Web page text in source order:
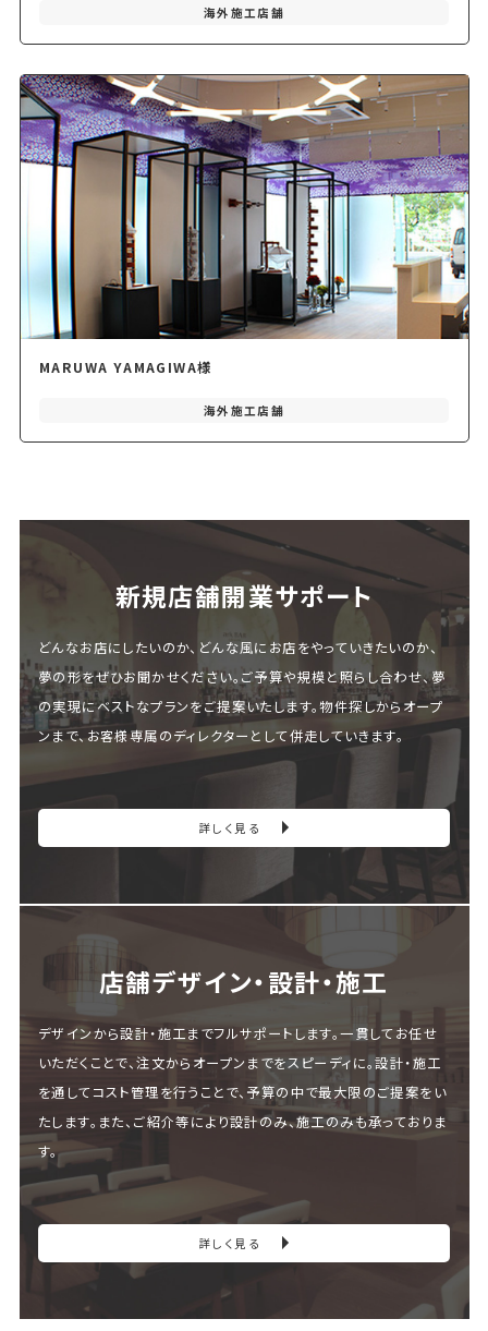
海外施工店舗
MARUWA YAMAGIWA様
海外施工店舗
新規店舗開業サポート
どんなお店にしたいのか、どんな風にお店をやっていきたいのか、
夢の形をぜひお聞かせください。ご予算や規模と照らし合わせ、夢
の実現にベストなプランをご提案いたします。物件探しからオープ
ンまで、お客様専属のディレクターとして併走していきます。
詳しく見る
店舗デザイン・設計・施⼯
デザインから設計・施工までフルサポートします。一貫してお任せ
いただくことで、注文からオープンまでをスピーディに。設計・施工
を通してコスト管理を行うことで、予算の中で最大限のご提案をい
たします。また、ご紹介等により設計のみ、施工のみも承っておりま
す。
詳しく見る